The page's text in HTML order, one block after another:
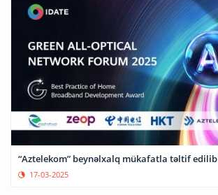
“Aztelekom” beynəlxalq mükafatla təltif edilib
17-03-2025